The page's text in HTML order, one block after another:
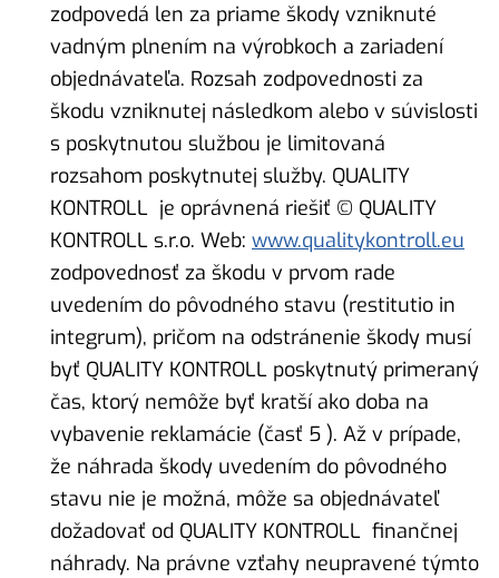
zodpovedá len za priame škody vzniknuté
vadným plnením na výrobkoch a zariadení
objednávateľa. Rozsah zodpovednosti za
škodu vzniknutej následkom alebo v súvislosti
s poskytnutou službou je limitovaná
rozsahom poskytnutej služby. QUALITY
KONTROLL je oprávnená riešiť © QUALITY
KONTROLL s.r.o. Web: www.qualitykontroll.eu
zodpovednosť za škodu v prvom rade
uvedením do pôvodného stavu (restitutio in
integrum), pričom na odstránenie škody musí
byť QUALITY KONTROLL poskytnutý primeraný
čas, ktorý nemôže byť kratší ako doba na
vybavenie reklamácie (časť 5 ). Až v prípade,
že náhrada škody uvedením do pôvodného
stavu nie je možná, môže sa objednávateľ
dožadovať od QUALITY KONTROLL finančnej
náhrady. Na právne vzťahy neupravené týmto